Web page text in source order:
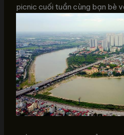
picnic cuối tuần cùng bạn bè